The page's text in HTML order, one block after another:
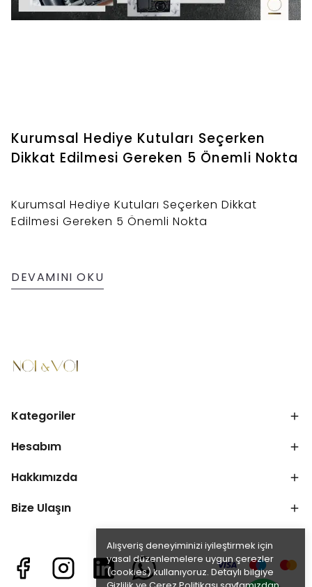
Alışveriş deneyiminizi iyileştirmek için
yasal düzenlemelere uygun çerezler
(cookies) kullanıyoruz. Detaylı bilgiye
Kurumsal Hediye Kutuları Seçerken
Dikkat Edilmesi Gereken 5 Önemli Nokta
Kurumsal Hediye Kutuları Seçerken Dikkat
Edilmesi Gereken 5 Önemli Nokta
DEVAMINI OKU
Kategoriler
Hesabım
Hakkımızda
Bize Ulaşın